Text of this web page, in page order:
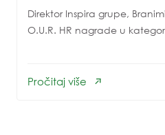
Direktor Inspira grupe,
O.U.R. HR nagrade u
Pročitaj više